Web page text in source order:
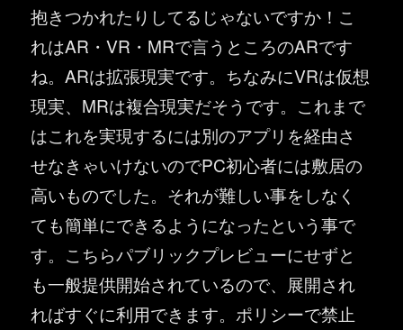
抱きつかれたりしてるじゃないですか！こ
れはAR・VR・MRで言うところのARです
ね。ARは拡張現実です。ちなみにVRは仮想
現実、MRは複合現実だそうです。これまで
はこれを実現するには別のアプリを経由さ
せなきゃいけないのでPC初心者には敷居の
高いものでした。それが難しい事をしなく
ても簡単にできるようになったという事で
す。こちらパブリックプレビューにせずと
も一般提供開始されているので、展開され
ればすぐに利用できます。ポリシーで禁止